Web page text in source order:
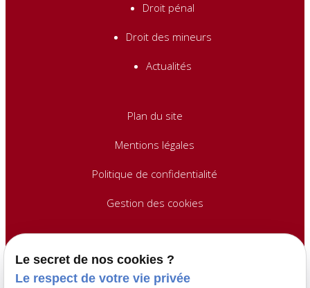
Droit pénal
Droit des mineurs
Actualités
Plan du site
Mentions légales
Politique de confidentialité
Gestion des cookies
Le secret de nos cookies ?
Le respect de votre vie privée